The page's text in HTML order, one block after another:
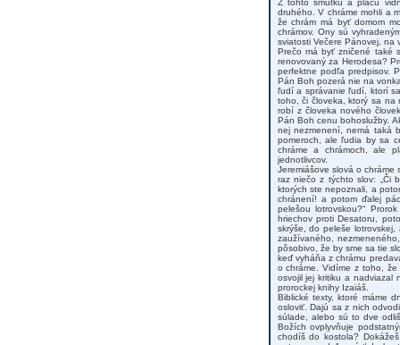
Z tohto smútku a plaču
druhého. V chráme mohli a
že chrám má byť domom
chrámov. Ony sú
sviatosti Večere Pánovej, na
Prečo má byť zničené také
renovovaný za Herodesa?
perfektne podľa predpisov.
Pán Boh pozerá nie na
ľudí a správanie ľudí, ktorí
toho, či človeka, ktorý sa na
robí z človeka nového
Pán Boh cenu bohoslužby.
nej nezmenení, nemá taká
pomeroch, ale ľudia by sa
chráme a chrámoch, ale
jednotlivcov.
Jeremiášove slová o chráme
raz niečo z týchto slov: „Či
ktorých ste nepoznali, a
chránení! a potom ďalej
pelešou lotrovskou?“
hriechov proti Desatoru,
skrýše, do peleše
zaužívaného,
pôsobivo, že by sme sa tie
keď vyháňa z chrámu
o chráme. Vidíme z toho,
osvojil jej kritiku a nadviazal
prorockej knihy Izaiáš.
Biblické texty, ktoré máme
osloviť. Dajú sa z nich
súlade, alebo sú to dve
Božích ovplyvňuje
chodíš do kostola?